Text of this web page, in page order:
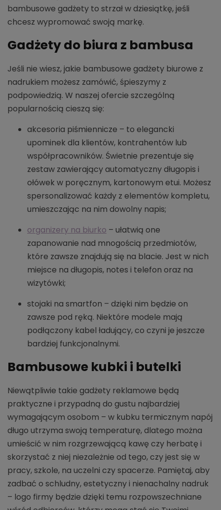
bambusowe gadżety to strzał w dziesiątkę, jeśli
chcesz wypromować swoją markę.
Gadżety do biura z bambusa
Jeśli nie wiesz, jakie bambusowe gadżety biurowe z
nadrukiem możesz zamówić, śpieszymy z
podpowiedzią. W naszej ofercie szczególną
popularnością cieszą się:
akcesoria piśmiennicze – to elegancki
upominek dla klientów, kontrahentów lub
współpracowników. Świetnie prezentuje się
zestaw zawierający automatyczny długopis i
ołówek w poręcznym, kartonowym etui. Możesz
spersonalizować każdy z elementów kompletu,
umieszczając na nim dowolny napis;
organizery na biurko – ułatwią one
zapanowanie nad mnogością przedmiotów,
które zawsze znajdują się na blacie. Jest w nich
miejsce na długopis, notes i telefon oraz na
wizytówki;
stojaki na smartfon – dzięki nim będzie on
zawsze pod ręką. Niektóre modele mają
podłączony kabel ładujący, co czyni je jeszcze
bardziej funkcjonalnymi.
Bambusowe kubki i butelki
Niewątpliwie takie gadżety reklamowe będą
praktyczne i przypadną do gustu najbardziej
wymagającym osobom – w kubku termicznym napój
długo utrzyma swoją temperaturę, dlatego można
umieścić w nim rozgrzewającą kawę czy herbatę i
skorzystać z niej niezależnie od tego, czy jest się w
pracy, szkole, na uczelni czy spacerze. Pamiętaj, aby
zadbać o schludny, estetyczny i nienachalny nadruk
– logo firmy będzie dzięki temu rozpowszechniane